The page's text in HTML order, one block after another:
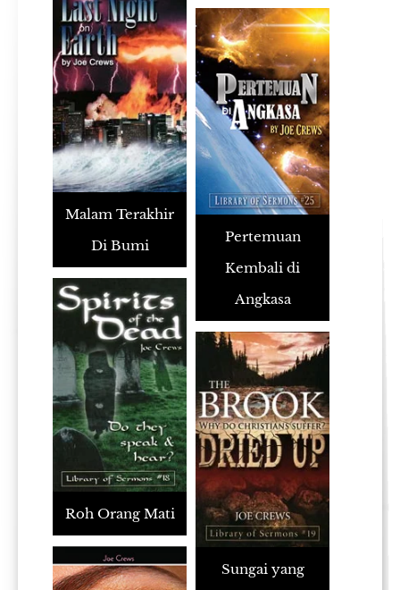
Malam Terakhir
Di Bumi
Pertemuan
Kembali di
Angkasa
Roh Orang Mati
Sungai yang